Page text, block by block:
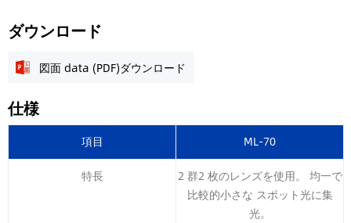
ダウンロード
図面 data (PDF)ダウンロード
仕様
項目
ML-70
特長
2 群2 枚のレンズを使用。 均一で
比較的小さな スポット光に集
光。